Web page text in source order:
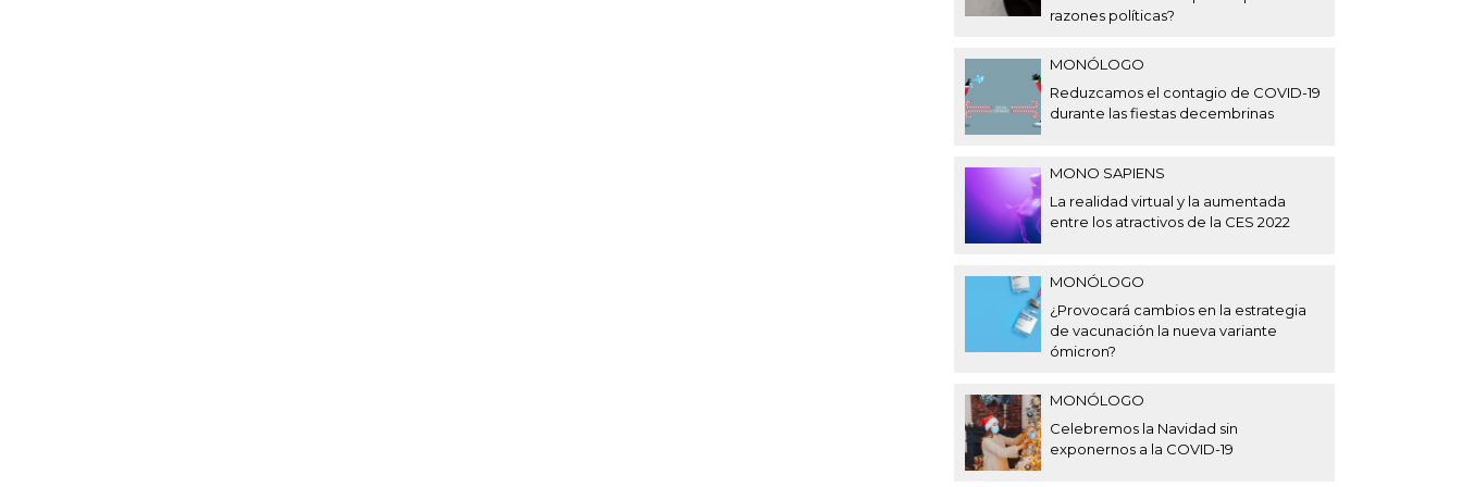
razones políticas?
MONÓLOGO
Reduzcamos el contagio de COVID-19
durante las fiestas decembrinas
MONO SAPIENS
La realidad virtual y la aumentada
entre los atractivos de la CES 2022
MONÓLOGO
¿Provocará cambios en la estrategia
de vacunación la nueva variante
ómicron?
MONÓLOGO
Celebremos la Navidad sin
exponernos a la COVID-19